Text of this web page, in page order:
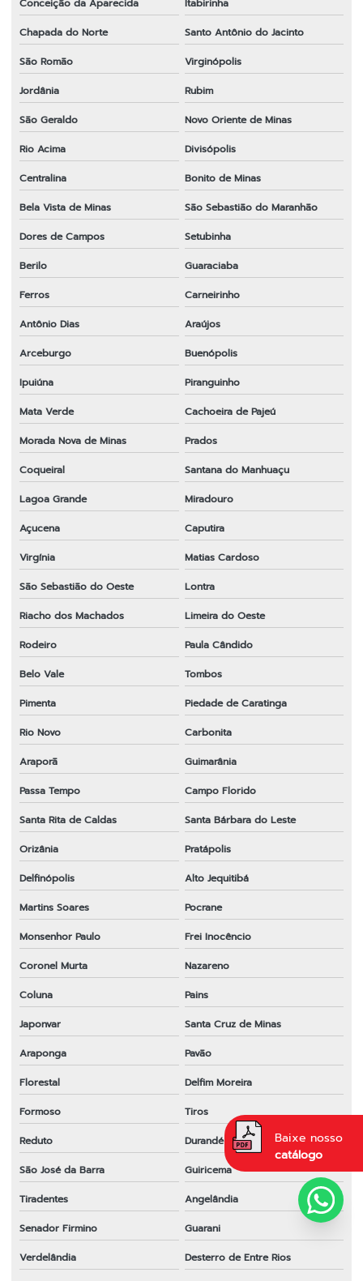
Conceição da Aparecida
Itabirinha
Chapada do Norte
Santo Antônio do Jacinto
São Romão
Virginópolis
Jordânia
Rubim
São Geraldo
Novo Oriente de Minas
Rio Acima
Divisópolis
Centralina
Bonito de Minas
Bela Vista de Minas
São Sebastião do Maranhão
Dores de Campos
Setubinha
Berilo
Guaraciaba
Ferros
Carneirinho
Antônio Dias
Araújos
Arceburgo
Buenópolis
Ipuiúna
Piranguinho
Mata Verde
Cachoeira de Pajeú
Morada Nova de Minas
Prados
Coqueiral
Santana do Manhuaçu
Lagoa Grande
Miradouro
Açucena
Caputira
Virgínia
Matias Cardoso
São Sebastião do Oeste
Lontra
Riacho dos Machados
Limeira do Oeste
Rodeiro
Paula Cândido
Belo Vale
Tombos
Pimenta
Piedade de Caratinga
Rio Novo
Carbonita
Araporã
Guimarânia
Passa Tempo
Campo Florido
Santa Rita de Caldas
Santa Bárbara do Leste
Orizânia
Pratápolis
Delfinópolis
Alto Jequitibá
Martins Soares
Pocrane
Monsenhor Paulo
Frei Inocêncio
Coronel Murta
Nazareno
Coluna
Pains
Japonvar
Santa Cruz de Minas
Araponga
Pavão
Florestal
Delfim Moreira
Formoso
Tiros
Reduto
Durandé
São José da Barra
Guiricema
Tiradentes
Angelândia
Senador Firmino
Guarani
Verdelândia
Desterro de Entre Rios
Baixe nosso
catálogo